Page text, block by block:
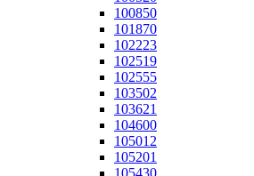
100850
101870
102223
102519
102555
103502
103621
104600
105012
105201